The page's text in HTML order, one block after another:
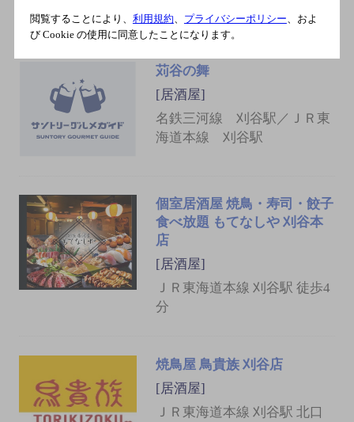
分
苅谷の舞
[居酒屋]
名鉄三河線 刈谷駅／ＪＲ東
海道本線 刈谷駅
個室居酒屋 焼鳥・寿司・餃子
食べ放題 もてなしや 刈谷本
店
[居酒屋]
ＪＲ東海道本線 刈谷駅 徒歩4
分
焼鳥屋 鳥貴族 刈谷店
[居酒屋]
ＪＲ東海道本線 刈谷駅 北口
閲覧することにより、 利用規約 プライバシーポリシー 、およ
び Cookie の使用に同意したことになります。